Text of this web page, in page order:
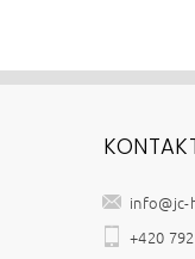
info@jc-
+420